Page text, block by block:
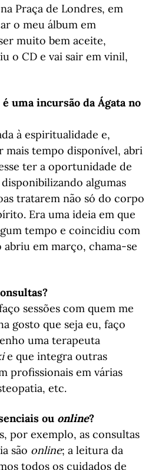
Praça de Londres, em
o meu álbum em
muito bem aceite,
o CD e vai sair em vinil,
uma incursão da Ágata no
à espiritualidade e,
mais tempo disponível, abri
ter a oportunidade de
algumas
tratarem não só do corpo
Era uma ideia em que
tempo e coincidiu com
em março, chama-se
sessões com quem me
gosto que seja eu, faço
uma terapeuta
e que integra outras
profissionais em várias
etc.
ou online?
por exemplo, as consultas
são online; a leitura da
todos os cuidados de